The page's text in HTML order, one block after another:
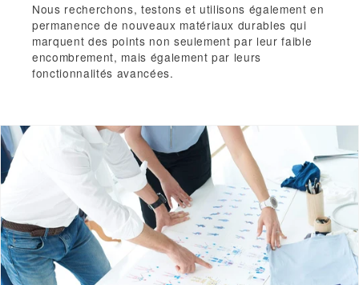
Nous recherchons, testons et utilisons également en
permanence de nouveaux matériaux durables qui
marquent des points non seulement par leur faible
encombrement, mais également par leurs
fonctionnalités avancées.